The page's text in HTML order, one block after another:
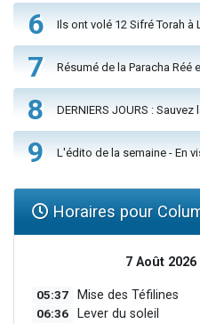
6 Ils ont volé 12 Sifré Torah
7 Résumé de la Paracha Réé
8 DERNIERS JOURS :
9 L'édito de la semaine - En
Horaires pour
7 Août 2026
05:37 Mise des Téfilines
06:36 Lever du soleil